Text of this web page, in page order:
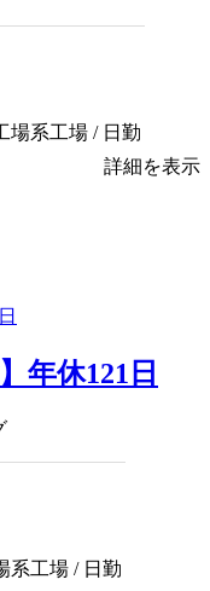
場系工場 / 日勤
詳細を表示
年休121日
系工場 / 日勤